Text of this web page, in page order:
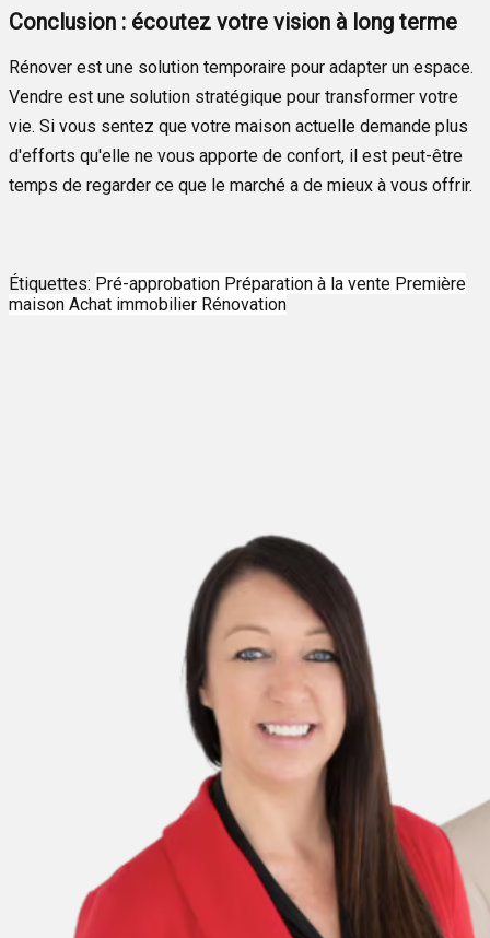
Conclusion : écoutez votre vision à long terme
Rénover est une solution temporaire pour adapter un espace.
Vendre est une solution stratégique pour transformer votre
vie. Si vous sentez que votre maison actuelle demande plus
d'efforts qu'elle ne vous apporte de confort, il est peut-être
temps de regarder ce que le marché a de mieux à vous offrir.
Étiquettes: Pré-approbation Préparation à la vente Première
maison Achat immobilier Rénovation